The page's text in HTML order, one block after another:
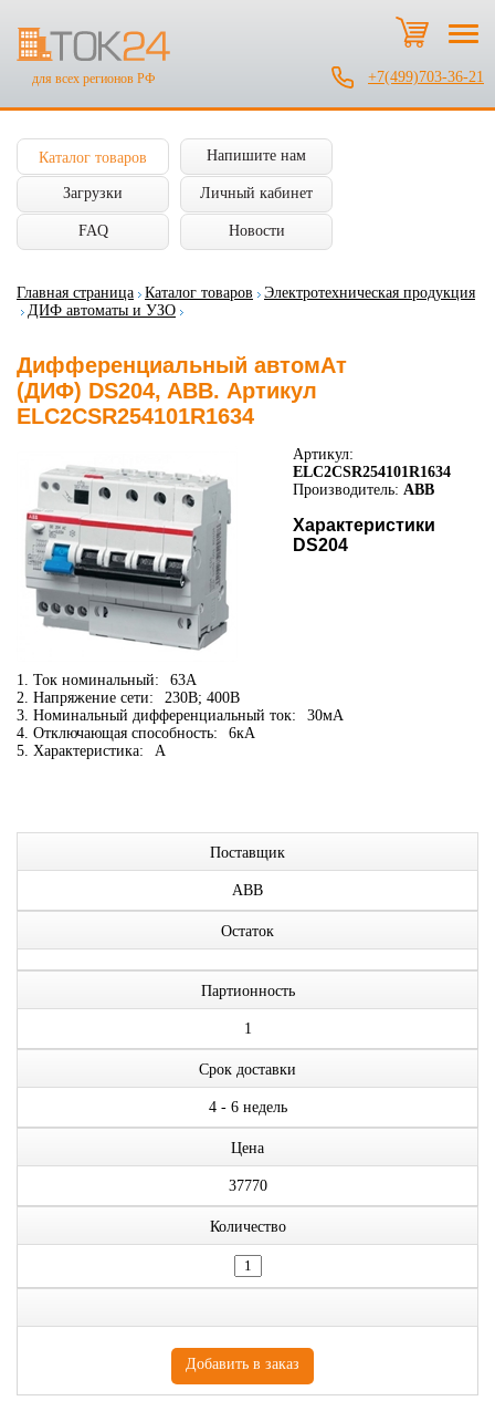
для всех регионов РФ +7(499)703-36-21
Каталог товаров Напишите нам
Загрузки Личный кабинет
FAQ Новости
Главная страница Каталог товаров
Электротехническая продукция
ДИФ автоматы и УЗО
Дифференциальный автомАт
(ДИФ) DS204, ABB. Артикул
ELC2CSR254101R1634
Артикул:
ELC2CSR254101R1634
Производитель: ABB
Характеристики
DS204
1. Ток номинальный:
63А
2. Напряжение сети:
230В; 400В
3. Номинальный дифференциальный ток:
30мА
4. Отключающая способность:
6кА
5. Характеристика:
A
Поставщик
ABB
Остаток
Партионность
1
Срок доставки
4 - 6 недель
Цена
37770
Количество